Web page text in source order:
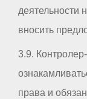
деятельности
вносить
3.9.
права и